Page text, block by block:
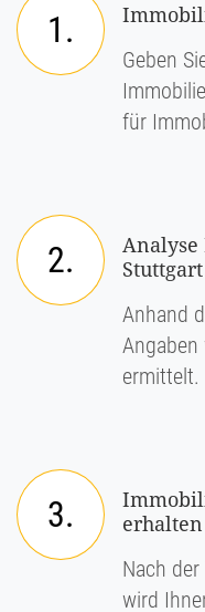
1.
Geben
für
2.
Stuttgart
Anhand
ermittelt.
3.
erhalten
Nach
wird